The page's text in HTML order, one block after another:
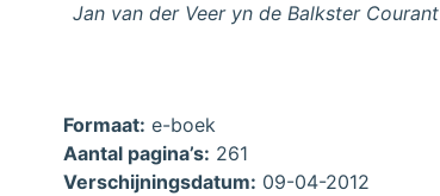
Jan van der Veer yn de Balkster Courant
Formaat: e-boek
Aantal pagina’s: 261
Verschijningsdatum: 09-04-2012